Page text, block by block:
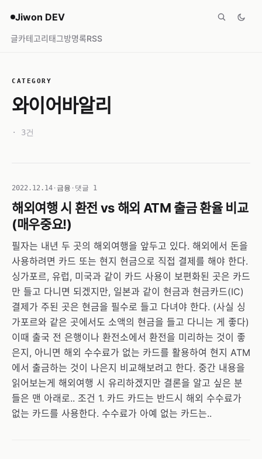
Jiwon DEV
글카테고리태그방명록RSS
CATEGORY
와이어바알리
· 3건
2022.12.14 · 금융 · 댓글 1
해외여행 시 환전 vs 해외 ATM 출금 환율 비교
(매우중요!)
필자는 내년 두 곳의 해외여행을 앞두고 있다. 해외에서 돈을
사용하려면 카드 또는 현지 현금으로 직접 결제를 해야 한다.
싱가포르, 유럽, 미국과 같이 카드 사용이 보편화된 곳은 카드
만 들고 다니면 되겠지만, 일본과 같이 현금과 현금카드(IC)
결제가 주된 곳은 현금을 필수로 들고 다녀야 한다. (사실 싱
가포르와 같은 곳에서도 소액의 현금을 들고 다니는 게 좋다)
이때 출국 전 은행이나 환전소에서 환전을 미리하는 것이 좋
은지, 아니면 해외 수수료가 없는 카드를 활용하여 현지 ATM
에서 출금하는 것이 나은지 비교해보려고 한다. 중간 내용을
읽어보는게 해외여행 시 유리하겠지만 결론을 알고 싶은 분
들은 맨 아래로.. 조건 1. 카드 카드는 반드시 해외 수수료가
없는 카드를 사용한다. 수수료가 아예 없는 카드는..